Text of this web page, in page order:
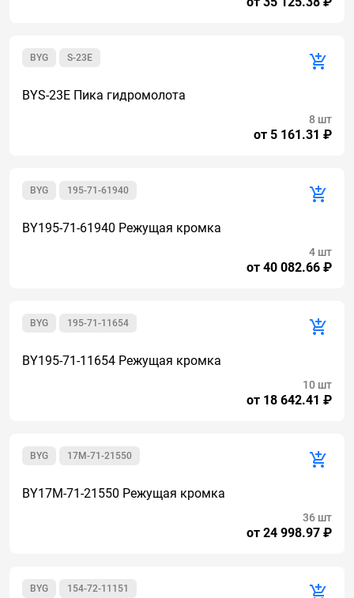
S-23E
BYG
BYS-23E Пика гидромолота
от 5 161.31 ₽
8 шт
195-71-61940
BYG
BY195-71-61940 Режущая кромка
от 40 082.66 ₽
4 шт
195-71-11654
BYG
BY195-71-11654 Режущая кромка
от 18 642.41 ₽
10 шт
17M-71-21550
BYG
BY17M-71-21550 Режущая кромка
от 24 998.97 ₽
36 шт
154-72-11151
BYG